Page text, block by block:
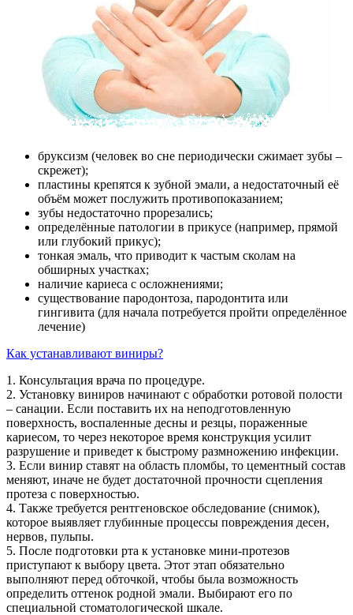
бруксизм (человек во сне периодически сжимает зубы –
скрежет);
пластины крепятся к зубной эмали, а недостаточный её
объём может послужить противопоказанием;
зубы недостаточно прорезались;
определённые патологии в прикусе (например, прямой
или глубокий прикус);
тонкая эмаль, что приводит к частым сколам на
обширных участках;
наличие кариеса с осложнениями;
существование пародонтоза, пародонтита или
гингивита (для начала потребуется пройти определённое
лечение)
Как устанавливают виниры?
1. Консультация врача по процедуре.
2. Установку виниров начинают с обработки ротовой полости
– санации. Если поставить их на неподготовленную
поверхность, воспаленные десны и резцы, пораженные
кариесом, то через некоторое время конструкция усилит
разрушение и приведет к быстрому размножению инфекции.
3. Если винир ставят на область пломбы, то цементный состав
меняют, иначе не будет достаточной прочности сцепления
протеза с поверхностью.
4. Также требуется рентгеновское обследование (снимок),
которое выявляет глубинные процессы повреждения десен,
нервов, пульпы.
5. После подготовки рта к установке мини-протезов
приступают к выбору цвета. Этот этап обязательно
выполняют перед обточкой, чтобы была возможность
определить оттенок родной эмали. Выбирают его по
специальной стоматологической шкале.